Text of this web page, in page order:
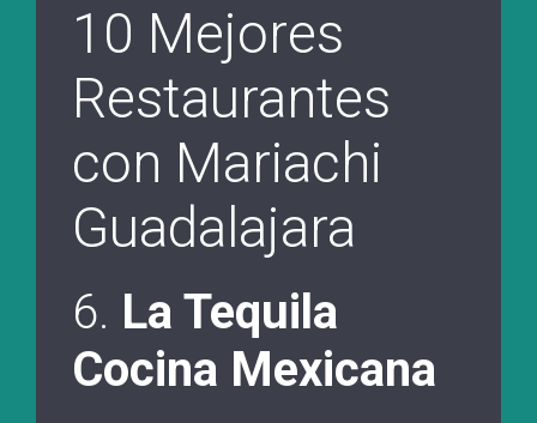
10 Mejores
Restaurantes
con Mariachi
Guadalajara
6. La Tequila
Cocina Mexicana